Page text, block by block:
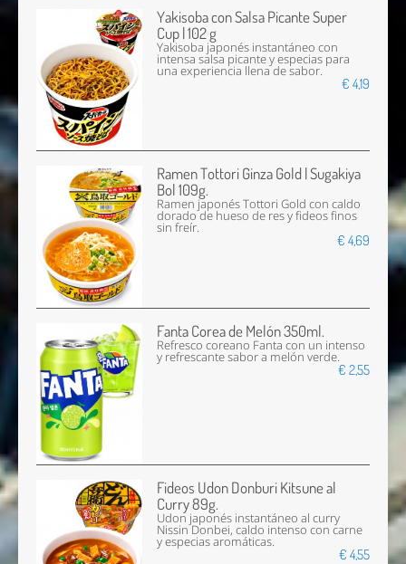
Yakisoba con Salsa Picante Super
Cup | 102 g
Yakisoba japonés instantáneo con
intensa salsa picante y especias para
una experiencia llena de sabor.
€ 4,19
Ramen Tottori Ginza Gold | Sugakiya
Bol 109g.
Ramen japonés Tottori Gold con caldo
dorado de hueso de res y fideos finos
sin freír.
€ 4,69
Fanta Corea de Melón 350ml.
Refresco coreano Fanta con un intenso
y refrescante sabor a melón verde.
€ 2,55
Fideos Udon Donburi Kitsune al
Curry 89g.
Udon japonés instantáneo al curry
Nissin Donbei, caldo intenso con carne
y especias aromáticas.
€ 4,55